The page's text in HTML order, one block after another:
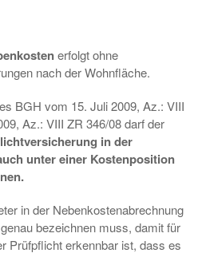
erfolgt ohne
nach der Wohnfläche.
BGH vom 15. Juli 2009, Az.: VIII
Az.: VIII ZR 346/08 darf der
in der
unter einer Kostenposition
in der Nebenkostenabrechnung
bezeichnen muss, damit für
Prüfpflicht erkennbar ist, dass es